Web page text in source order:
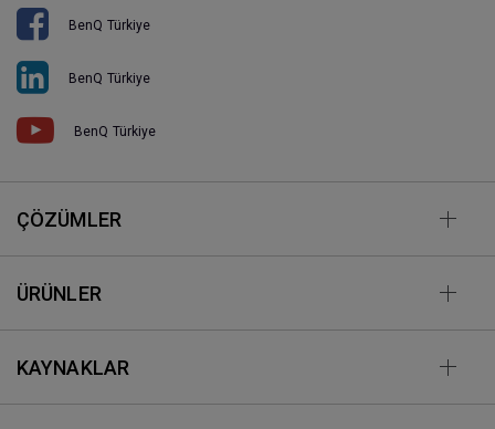
BenQ Türkiye
BenQ Türkiye
BenQ Türkiye
ÇÖZÜMLER
ÜRÜNLER
KAYNAKLAR